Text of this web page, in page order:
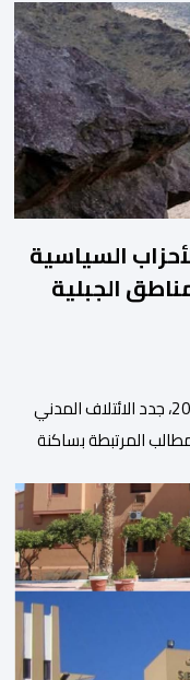
وذكر بلاغ للهيئة أن
الرامية إلى التحديث
الأحزاب السياسية
الجبلية
مع اقتراب الاستحقاقات التشريعية لسنة 2026، جدد الائتلاف المدني
المرتبطة بساكنة
إلى ادراج 10 التزامات ضمن برامجها الانتخابية
والانتقال من